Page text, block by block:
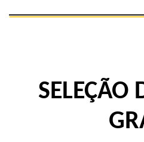
SELEÇÃO